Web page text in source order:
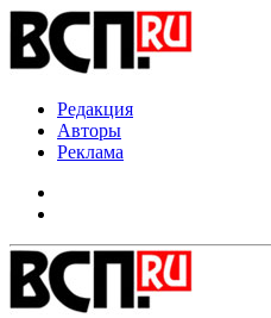
Редакция
Авторы
Реклама